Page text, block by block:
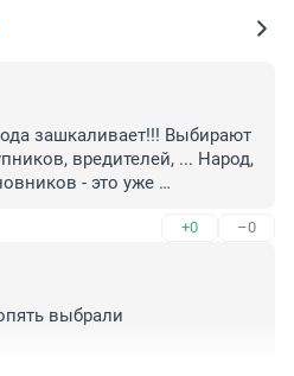
зашкаливает!!! Выбирают
вредителей, ... Народ,
- это уже
г. Иркутска? Почему
барствуют в гос. креслах,
Где прокуратора? А в
+0 –0
выбрали